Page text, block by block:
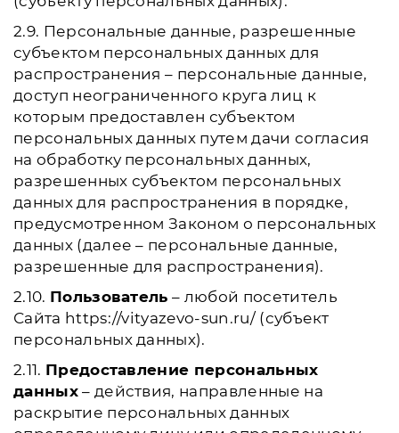
2.9. Персональные данные, разрешенные
субъектом персональных данных для
распространения – персональные данные,
доступ неограниченного круга лиц к
которым предоставлен субъектом
персональных данных путем дачи согласия
на обработку персональных данных,
разрешенных субъектом персональных
данных для распространения в порядке,
предусмотренном Законом о персональных
данных (далее – персональные данные,
разрешенные для распространения).
2.10. Пользователь – любой посетитель
Сайта https://vityazevo-sun.ru/ (субъект
персональных данных).
2.11. Предоставление персональных
данных– действия, направленные на
раскрытие персональных данных